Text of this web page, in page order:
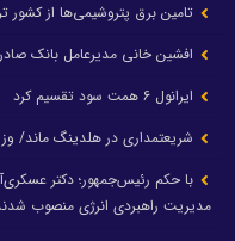
تامین برق پتروشیمی‌ها از کشور
افشین خانی مدیرعامل بانک
ایرانول ۶ همت سود تقسیم کرد
شریعتمداری در هلدینگ ماند/
با حکم رئیس‌جمهور؛ دکتر
مدیریت راهبردی انرژی منصوب